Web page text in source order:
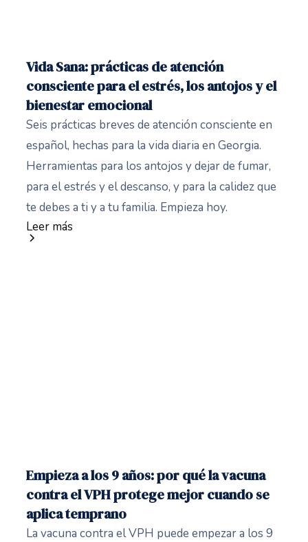
Vida Sana: prácticas de atención
consciente para el estrés, los antojos y el
bienestar emocional
Seis prácticas breves de atención consciente en
español, hechas para la vida diaria en Georgia.
Herramientas para los antojos y dejar de fumar,
para el estrés y el descanso, y para la calidez que
te debes a ti y a tu familia. Empieza hoy.
Leer más
Empieza a los 9 años: por qué la vacuna
contra el VPH protege mejor cuando se
aplica temprano
La vacuna contra el VPH puede empezar a los 9